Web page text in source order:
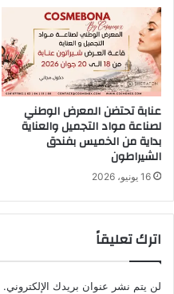
عنابة تحتضن المعرض الوطني
لصناعة مواد التجميل والعناية
بداية من الخميس بفندق
الشيراطون
16 يونيو، 2026
اترك تعليقاً
لن يتم نشر عنوان بريدك الإلكتروني.